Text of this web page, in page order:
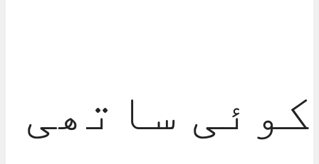
کوئی ساتھی